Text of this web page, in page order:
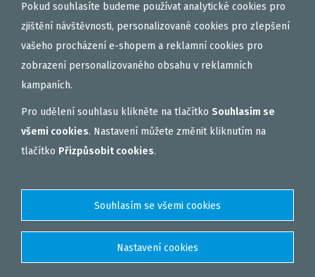
Pokud souhlasíte budeme používat analytické cookies pro
zjištění návštěvnosti, personalizované cookies pro zlepšení
vašeho procházení e-shopem a reklamní cookies pro
zobrazení personalizovaného obsahu v reklamních
kampaních.
Pro udělení souhlasu klikněte na tlačítko Souhlasím se
všemi cookies. Nastavení můžete změnit kliknutím na
tlačítko Přizpůsobit cookies.